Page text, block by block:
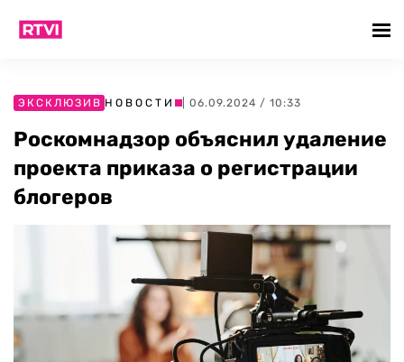
ЭКСКЛЮЗИВ НОВОСТИ | 06.09.2024 / 10:33
Роскомнадзор объяснил удаление
проекта приказа о регистрации
блогеров